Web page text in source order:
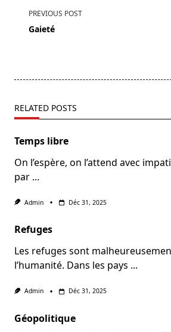
<span
class="nav-
text">Page</span>
PREVIOUS POST
Gaieté
RELATED POSTS
Temps libre
On l’espère, on l’attend avec
par ...
Admin Déc 31, 2025
Refuges
Les refuges sont
l’humanité. Dans les pays ...
Admin Déc 31, 2025
Géopolitique